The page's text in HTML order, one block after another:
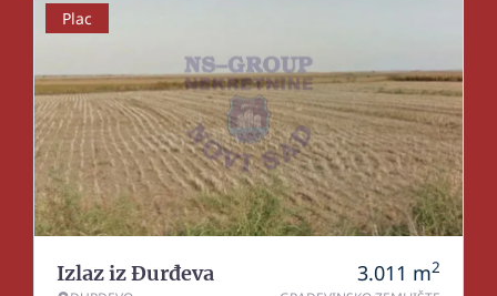
Plac
Izlaz iz Đurđeva 3.011 m2